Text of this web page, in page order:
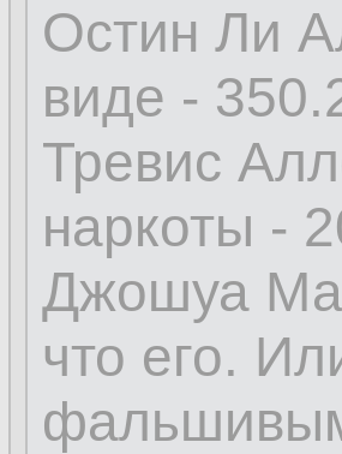
Остин Ли
виде -
Тревис
наркоты -
Джошуа
что его.